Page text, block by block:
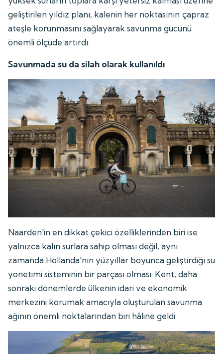
geliştirilen yıldız planı, kalenin her noktasının çapraz
ateşle korunmasını sağlayarak savunma gücünü
önemli ölçüde artırdı.
Savunmada su da silah olarak kullanıldı
Naarden'in en dikkat çekici özelliklerinden biri ise
yalnızca kalın surlara sahip olması değil, aynı
zamanda Hollanda'nın yüzyıllar boyunca geliştirdiği su
yönetimi sisteminin bir parçası olması. Kent, daha
sonraki dönemlerde ülkenin idari ve ekonomik
merkezini korumak amacıyla oluşturulan savunma
ağının önemli noktalarından biri hâline geldi.